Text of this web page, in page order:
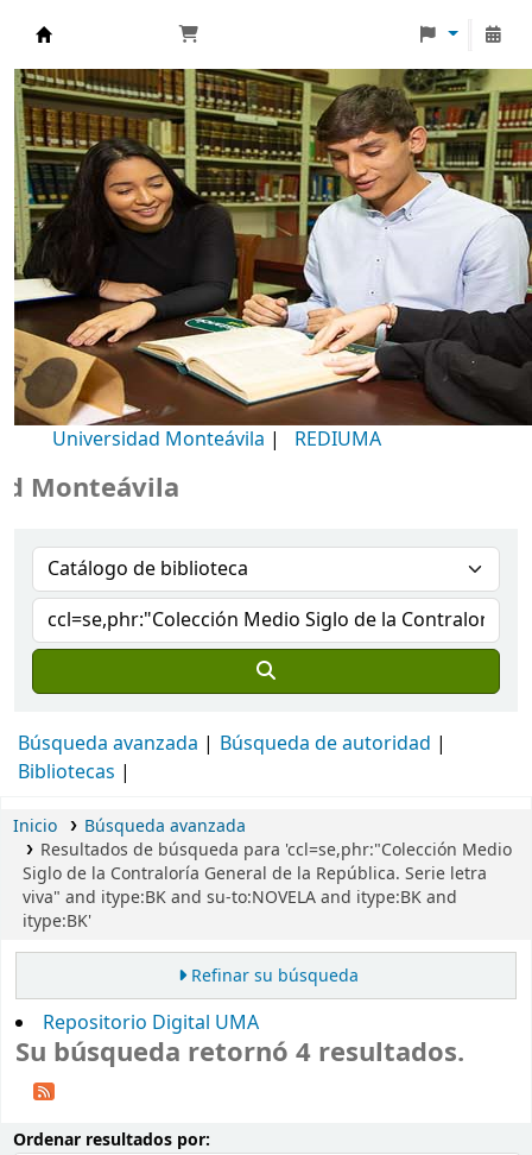
Biblioteca Universidad Monteávila
Universidad Monteávila | REDIUMA
Búsqueda avanzada
Búsqueda de autoridad
Bibliotecas
Inicio
Búsqueda avanzada
Resultados de búsqueda para 'ccl=se,phr:"Colección Medio
Siglo de la Contraloría General de la República. Serie letra
viva" and itype:BK and su-to:NOVELA and itype:BK and
itype:BK'
Refinar su búsqueda
Repositorio Digital UMA
Su búsqueda retornó 4 resultados.
Ordenar resultados por: